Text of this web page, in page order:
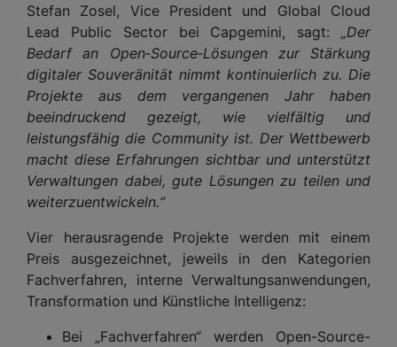
Stefan Zosel, Vice President und Global Cloud
Lead Public Sector bei Capgemini, sagt: „Der
Bedarf an Open‑Source‑Lösungen zur Stärkung
digitaler Souveränität nimmt kontinuierlich zu. Die
Projekte aus dem vergangenen Jahr haben
beeindruckend gezeigt, wie vielfältig und
leistungsfähig die Community ist. Der Wettbewerb
macht diese Erfahrungen sichtbar und unterstützt
Verwaltungen dabei, gute Lösungen zu teilen und
weiterzuentwickeln.“
Vier herausragende Projekte werden mit einem
Preis ausgezeichnet, jeweils in den Kategorien
Fachverfahren, interne Verwaltungsanwendungen,
Transformation und Künstliche Intelligenz:
Bei „Fachverfahren“ werden Open-Source-